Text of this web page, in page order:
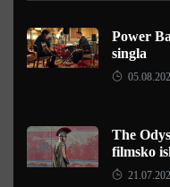
Power
singla
The
filmsko